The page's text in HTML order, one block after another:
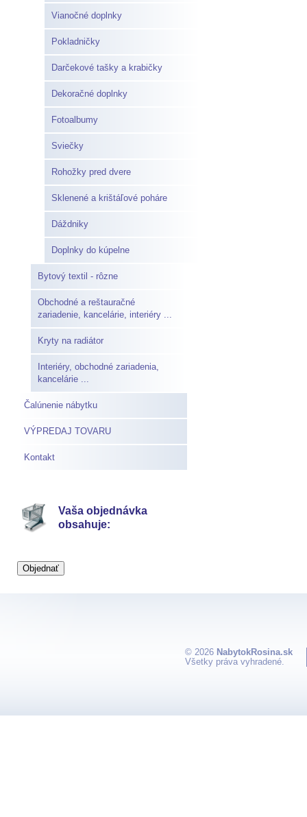
Vianočné doplnky
Pokladničky
Darčekové tašky a krabičky
Dekoračné doplnky
Fotoalbumy
Sviečky
Rohožky pred dvere
Sklenené a krištáľové poháre
Dáždniky
Doplnky do kúpelne
Bytový textil - rôzne
Obchodné a reštauračné
zariadenie, kancelárie, interiéry ...
Kryty na radiátor
Interiéry, obchodné zariadenia,
kancelárie ...
Čalúnenie nábytku
VÝPREDAJ TOVARU
Kontakt
Vaša objednávka
obsahuje:
© 2026 NabytokRosina.sk
Všetky práva vyhradené.